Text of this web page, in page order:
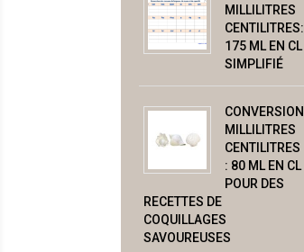
MILLILITRES
CENTILITRES:
175 ML EN CL
SIMPLIFIÉ
CONVERSION
MILLILITRES
CENTILITRES
: 80 ML EN CL
POUR DES
RECETTES DE
COQUILLAGES
SAVOUREUSES